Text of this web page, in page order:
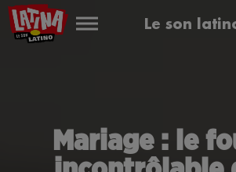
Le son
Mariage : le